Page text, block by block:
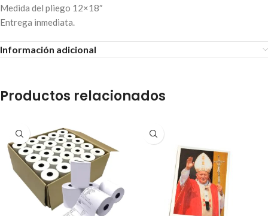
Medida del pliego 12×18″
Entrega inmediata.
Información adicional
Productos relacionados